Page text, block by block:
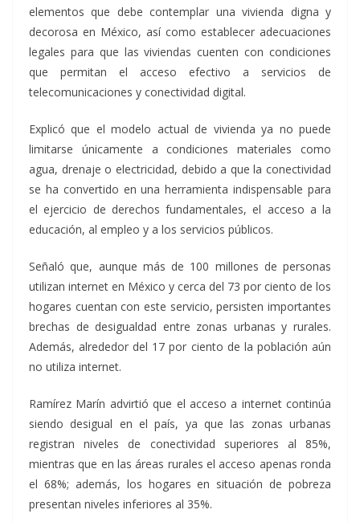
elementos que debe contemplar una vivienda digna y
decorosa en México, así como establecer adecuaciones
legales para que las viviendas cuenten con condiciones
que permitan el acceso efectivo a servicios de
telecomunicaciones y conectividad digital.
Explicó que el modelo actual de vivienda ya no puede
limitarse únicamente a condiciones materiales como
agua, drenaje o electricidad, debido a que la conectividad
se ha convertido en una herramienta indispensable para
el ejercicio de derechos fundamentales, el acceso a la
educación, al empleo y a los servicios públicos.
Señaló que, aunque más de 100 millones de personas
utilizan internet en México y cerca del 73 por ciento de los
hogares cuentan con este servicio, persisten importantes
brechas de desigualdad entre zonas urbanas y rurales.
Además, alrededor del 17 por ciento de la población aún
no utiliza internet.
Ramírez Marín advirtió que el acceso a internet continúa
siendo desigual en el país, ya que las zonas urbanas
registran niveles de conectividad superiores al 85%,
mientras que en las áreas rurales el acceso apenas ronda
el 68%; además, los hogares en situación de pobreza
presentan niveles inferiores al 35%.